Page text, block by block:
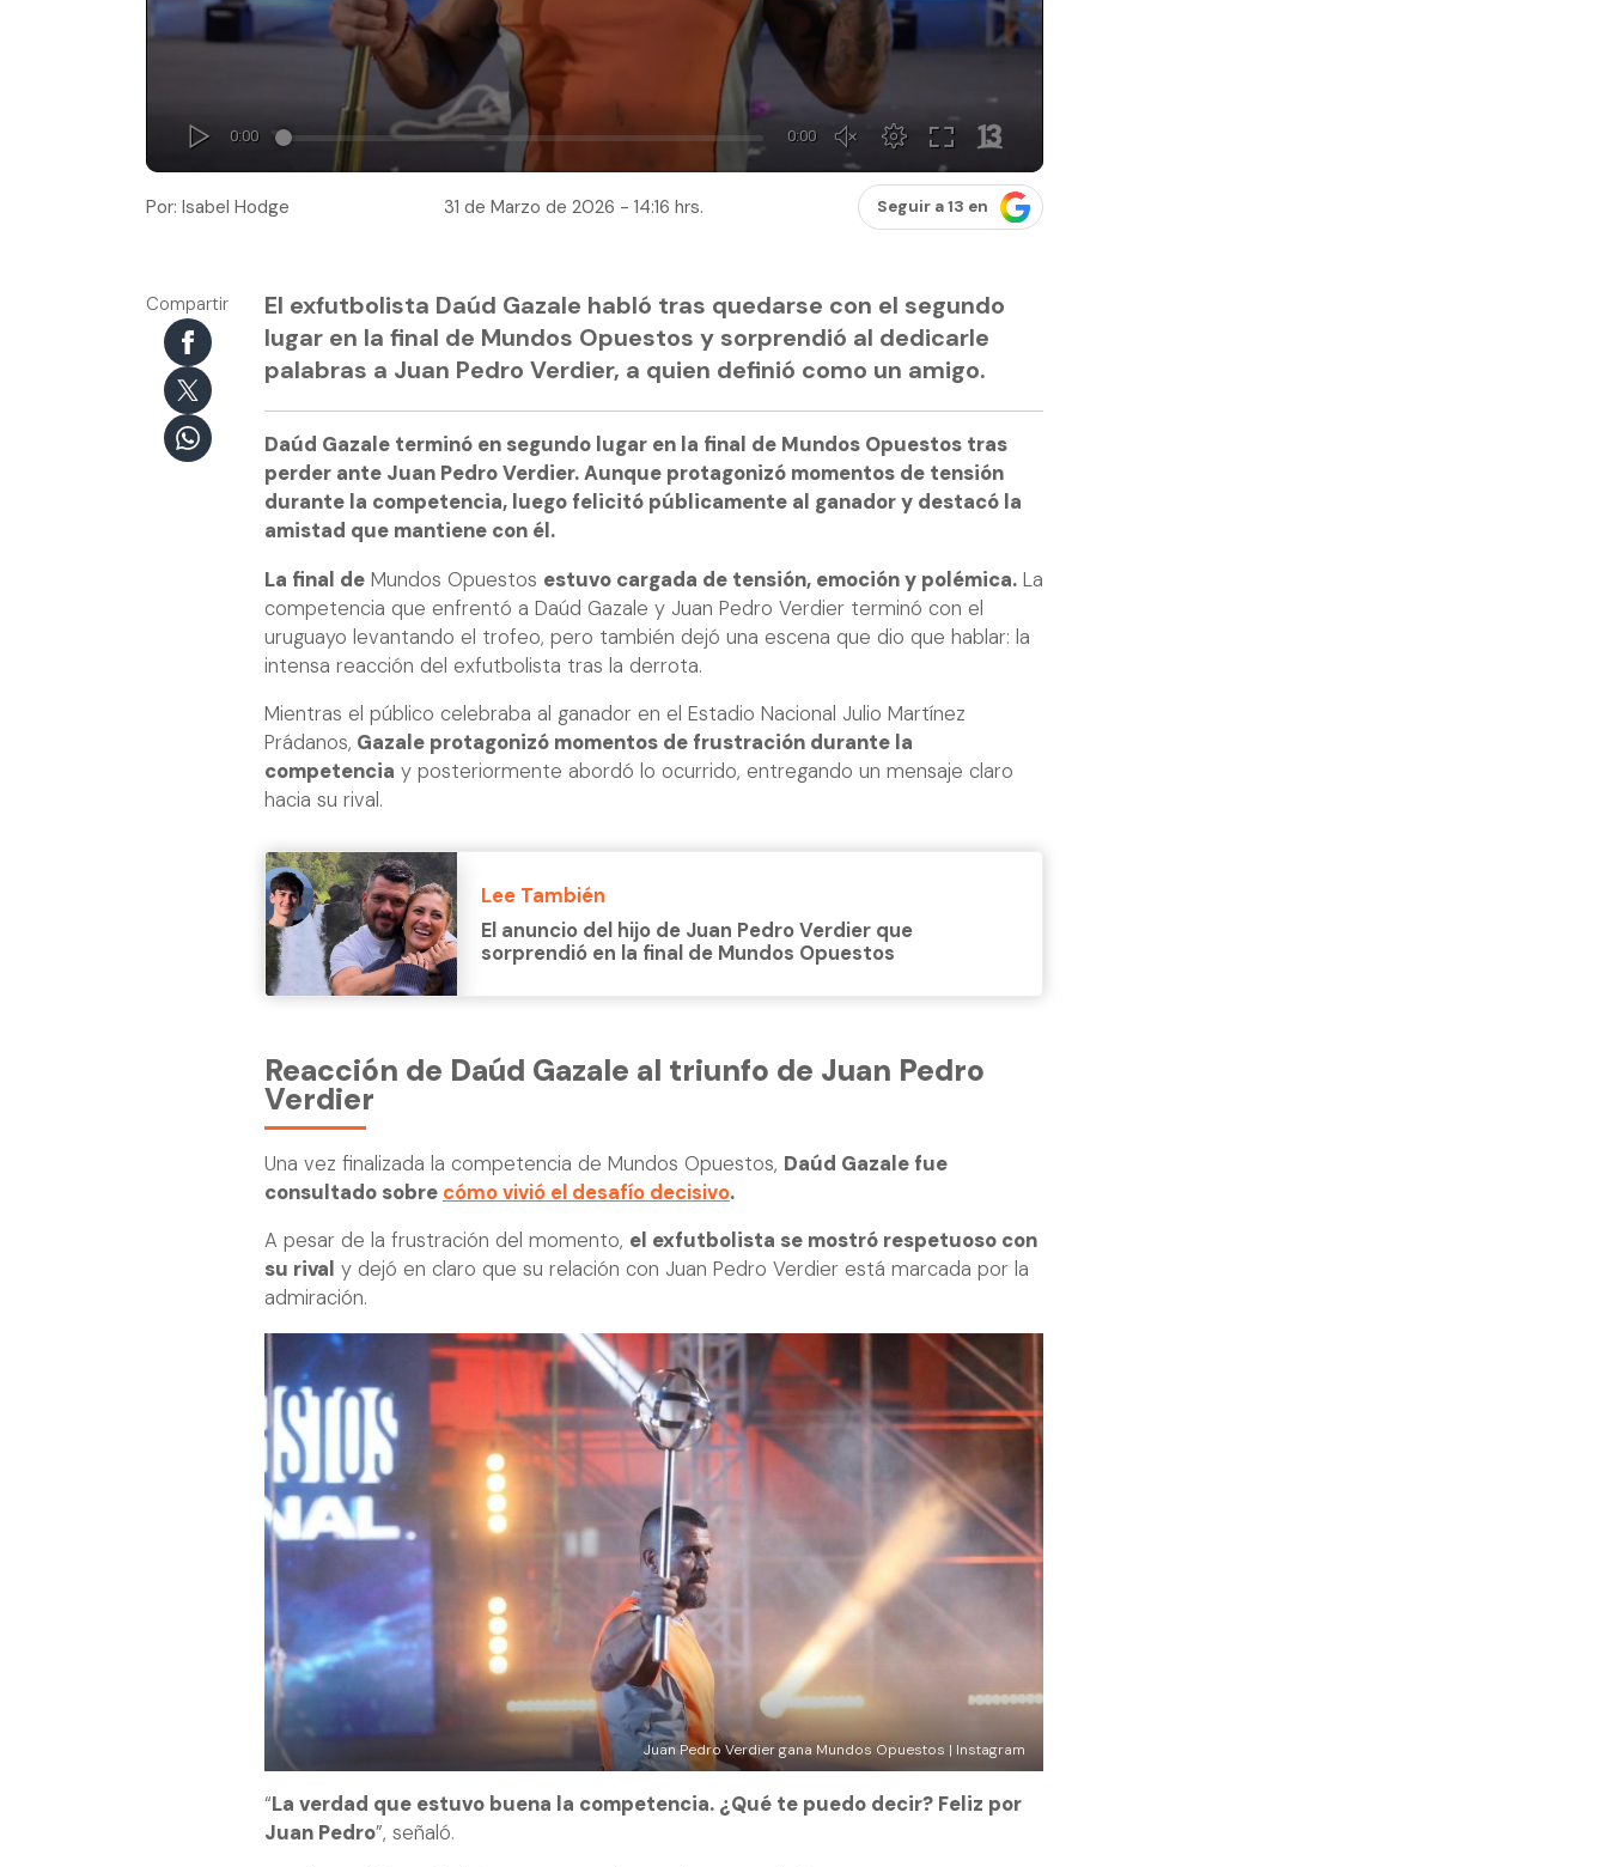
Por: Isabel Hodge 31 de Marzo de 2026 - 14:16 hrs. Seguir a 13 en
Compartir
El exfutbolista Daúd Gazale habló tras quedarse con el segundo
lugar en la final de Mundos Opuestos y sorprendió al dedicarle
palabras a Juan Pedro Verdier, a quien definió como un amigo.
Daúd Gazale terminó en segundo lugar en la final de Mundos Opuestos tras
perder ante Juan Pedro Verdier. Aunque protagonizó momentos de tensión
durante la competencia, luego felicitó públicamente al ganador y destacó la
amistad que mantiene con él.
La final de Mundos Opuestos estuvo cargada de tensión, emoción y polémica. La
competencia que enfrentó a Daúd Gazale y Juan Pedro Verdier terminó con el
uruguayo levantando el trofeo, pero también dejó una escena que dio que hablar: la
intensa reacción del exfutbolista tras la derrota.
Mientras el público celebraba al ganador en el Estadio Nacional Julio Martínez
Prádanos, Gazale protagonizó momentos de frustración durante la
competencia y posteriormente abordó lo ocurrido, entregando un mensaje claro
hacia su rival.
Lee También
El anuncio del hijo de Juan Pedro Verdier que
sorprendió en la final de Mundos Opuestos
Reacción de Daúd Gazale al triunfo de Juan Pedro
Verdier
Una vez finalizada la competencia de Mundos Opuestos, Daúd Gazale fue
consultado sobre cómo vivió el desafío decisivo.
A pesar de la frustración del momento, el exfutbolista se mostró respetuoso con
su rival y dejó en claro que su relación con Juan Pedro Verdier está marcada por la
admiración.
Juan Pedro Verdier gana Mundos Opuestos | Instagram
“La verdad que estuvo buena la competencia. ¿Qué te puedo decir? Feliz por
Juan Pedro”, señaló.